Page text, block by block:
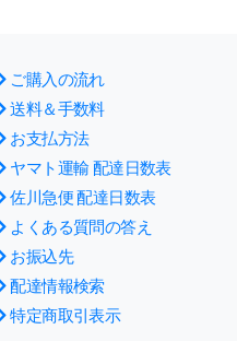
ご購入の流れ
送料＆手数料
お支払方法
ヤマト運輸 配達日数表
佐川急便 配達日数表
よくある質問の答え
お振込先
配達情報検索
特定商取引表示